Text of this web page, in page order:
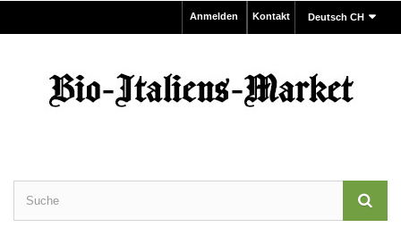
Deutsch CH
Kontakt
Anmelden